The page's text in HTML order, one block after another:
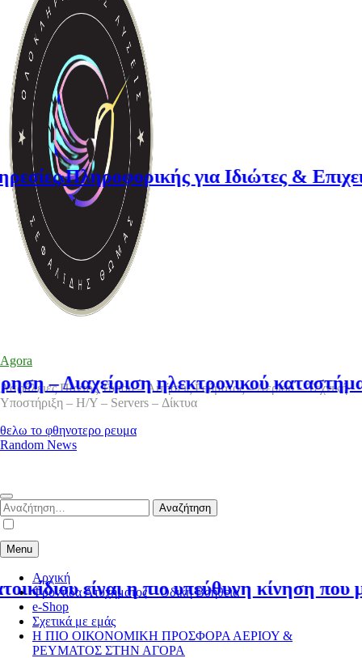
Agora
Ασφάλειες Παντός Τύπου – Αιτήσεις Ρεύματος – Αερίου – Τεχνική
Υποστήριξη – Η/Υ – Servers – Δίκτυα
θελω το φθηνοτερο ρευμα
Random News
Αναζήτηση
για:
Menu
Αρχική
Φροντίδα Ατυχήματος – Οδική Βοήθεια
e-Shop
Σχετικά με εμάς
Η ΠΙΟ ΟΙΚΟΝΟΜΙΚΗ ΠΡΟΣΦΟΡΑ ΑΕΡΙΟΥ &
ΡΕΥΜΑΤΟΣ ΣΤΗΝ ΑΓΟΡΑ
για Ιδιώτες &
Διαχείριση ηλεκτρονικού
είναι η πιο υπεύθυνη κίνηση που